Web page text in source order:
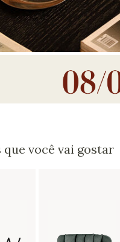
que você vai gostar